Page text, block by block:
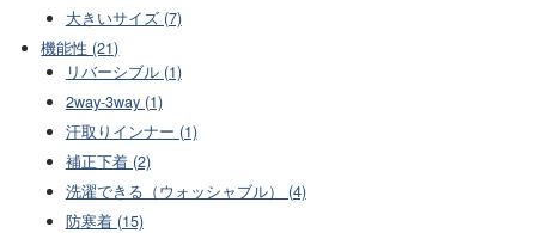
大きいサイズ (7)
機能性 (21)
リバーシブル (1)
2way-3way (1)
汗取りインナー (1)
補正下着 (2)
洗濯できる（ウォッシャブル） (4)
防寒着 (15)